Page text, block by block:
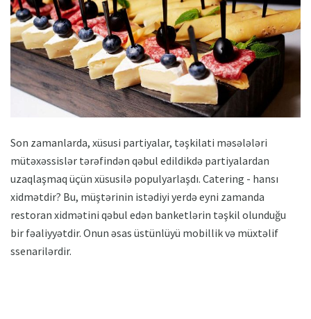
Son zamanlarda, xüsusi partiyalar, təşkilati məsələləri
mütəxəssislər tərəfindən qəbul edildikdə partiyalardan
uzaqlaşmaq üçün xüsusilə populyarlaşdı. Catering - hansı
xidmətdir? Bu, müştərinin istədiyi yerdə eyni zamanda
restoran xidmətini qəbul edən banketlərin təşkil olunduğu
bir fəaliyyətdir. Onun əsas üstünlüyü mobillik və müxtəlif
ssenarilərdir.